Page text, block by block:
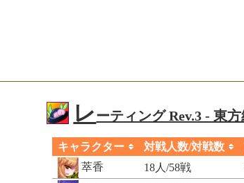
レーティング Rev.3 - 東
キャラクター 対戦人数/対戦数
萃香 18人/58戦